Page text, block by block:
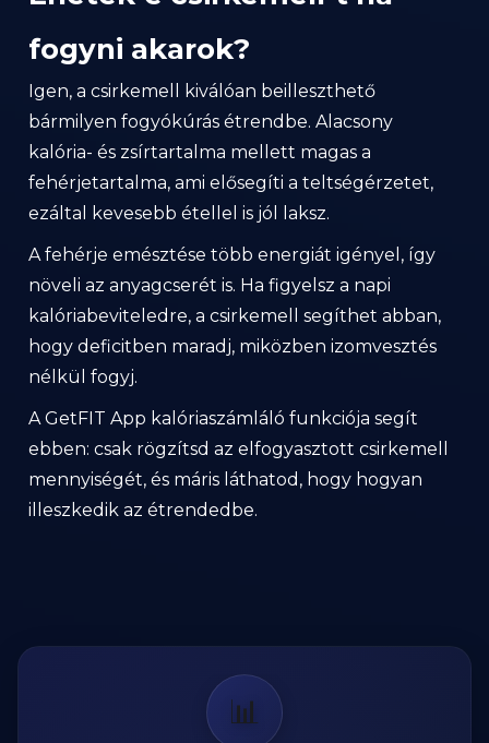
fogyni akarok?
Igen, a csirkemell kiválóan beilleszthető
bármilyen fogyókúrás étrendbe. Alacsony
kalória- és zsírtartalma mellett magas a
fehérjetartalma, ami elősegíti a teltségérzetet,
ezáltal kevesebb étellel is jól laksz.
A fehérje emésztése több energiát igényel, így
növeli az anyagcserét is. Ha figyelsz a napi
kalóriabeviteledre, a csirkemell segíthet abban,
hogy deficitben maradj, miközben izomvesztés
nélkül fogyj.
A GetFIT App kalóriaszámláló funkciója segít
ebben: csak rögzítsd az elfogyasztott csirkemell
mennyiségét, és máris láthatod, hogy hogyan
illeszkedik az étrendedbe.
📊